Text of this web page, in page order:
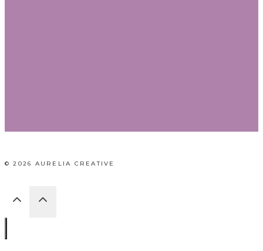
© 2026 AURELIA CREATIVE